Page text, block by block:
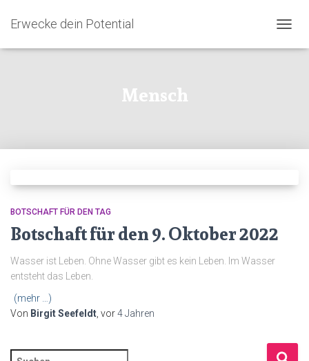
Erwecke dein Potential
Mensch
BOTSCHAFT FÜR DEN TAG
Botschaft für den 9. Oktober 2022
Wasser ist Leben. Ohne Wasser gibt es kein Leben. Im Wasser
entsteht das Leben.
(mehr …)
Von Birgit Seefeldt , vor4 Jahren